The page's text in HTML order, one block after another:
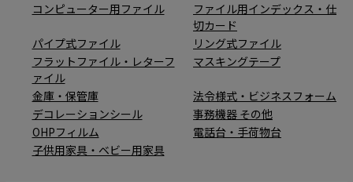
コンピューター用ファイル
ファイル用インデックス・仕
切カード
パイプ式ファイル
リング式ファイル
フラットファイル・レターフ
ァイル
マスキングテープ
金庫・保管庫
法令様式・ビジネスフォーム
デコレーションシール
事務機器 その他
OHPフィルム
電話台・手荷物台
子供用家具・ベビー用家具